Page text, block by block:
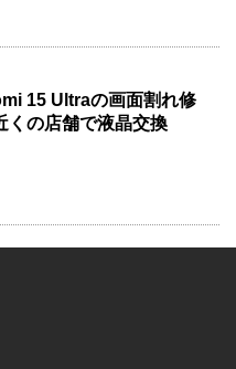
15 Ultraの画面割れ修
くの店舗で液晶交換